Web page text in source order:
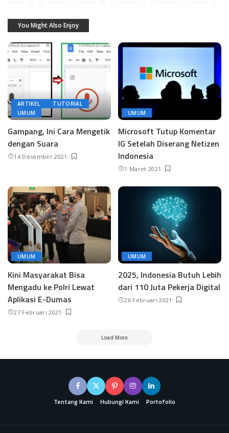
You Might Also Enjoy
ARTIKEL
TUTORIAL
UMUM
Gampang, Ini Cara Mengetik
dengan Suara
14 Desember 2021
UMUM
Microsoft Tutup Komentar
IG Setelah Diserang Netizen
Indonesia
1 Maret 2021
UMUM
Kini Masyarakat Bisa
Mengadu ke Polri Lewat
Aplikasi E-Dumas
27 Februari 2021
UMUM
2025, Indonesia Butuh Lebih
dari 110 Juta Pekerja Digital
26 Februari 2021
Load More
Tentang Kami Hubungi Kami Portofolio